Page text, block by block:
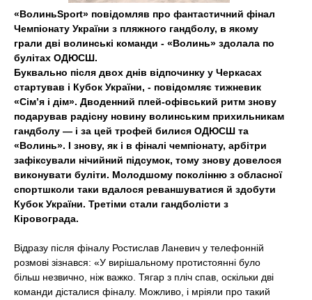
«ВолиньSport» повідомляв про фантастичний фінал
Чемпіонату України з пляжного гандболу, в якому
грали дві волинські команди - «Волинь» здолала по
булітах ОДЮСШ.
Буквально після двох днів відпочинку у Черкасах
стартував і Кубок України, - повідомляє тижневик
«Сім’я і дім». Дводенний плей-офівський ритм знову
подарував радісну новину волинським прихильникам
гандболу — і за цей трофей билися ОДЮСШ та
«Волинь». І знову, як і в фіналі чемпіонату, арбітри
зафіксували нічийний підсумок, тому знову довелося
виконувати буліти. Молодшому поколінню з обласної
спортшколи таки вдалося реваншуватися й здобути
Кубок України. Третіми стали гандболісти з
Кіровограда.
Відразу після фіналу Ростислав Ланевич у телефонній
розмові зізнався: «У вирішальному протистоянні було
більш незвично, ніж важко. Тягар з пліч спав, оскільки дві
команди дісталися фіналу. Можливо, і мріяли про такий